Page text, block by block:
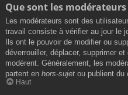
Que sont les modérateurs
Les modérateurs sont des
travail consiste à vérifier au jour le
Ils ont le pouvoir de modifier ou
déverrouiller, déplacer, supprimer
modèrent. Généralement, les
partent en hors-sujet ou publient du
Haut